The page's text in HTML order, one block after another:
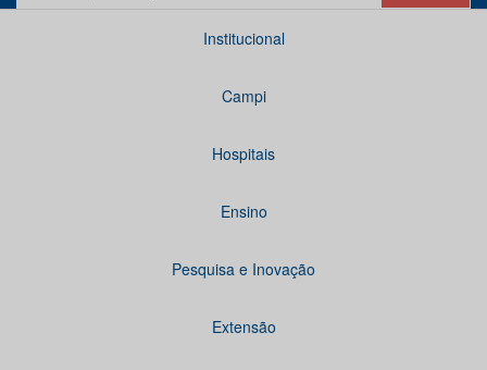
Institucional
Campi
Hospitais
Ensino
Pesquisa e Inovação
Extensão